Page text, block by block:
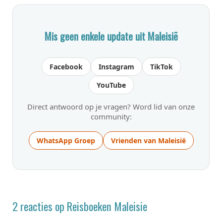
Mis geen enkele update uit Maleisië
Facebook Instagram
TikTok
YouTube
Direct antwoord op je vragen? Word lid van onze
community:
WhatsApp Groep Vrienden van Maleisië
2 reacties op Reisboeken Maleisie